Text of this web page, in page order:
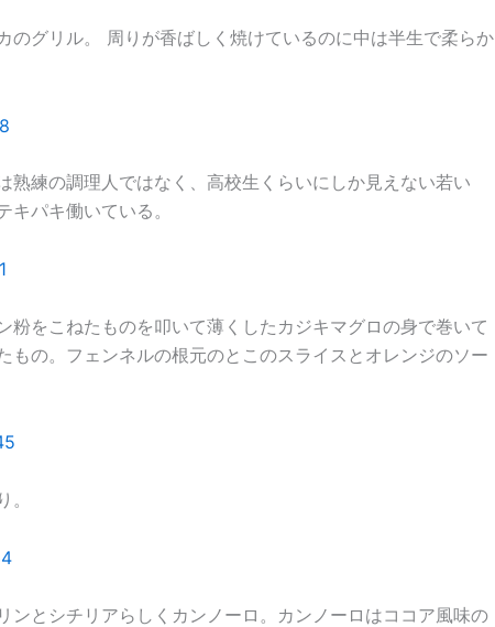
のグリル。 周りが香ばしく焼けているのに中は半生で柔らか
熟練の調理人ではなく、高校生くらいにしか見えない若い
キパキ働いている。
粉をこねたものを叩いて薄くしたカジキマグロの身で巻いて
もの。フェンネルの根元のとこのスライスとオレンジのソー
ンとシチリアらしくカンノーロ。カンノーロはココア風味の